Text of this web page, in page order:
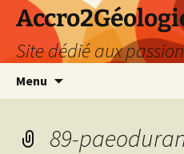
Site dédié aux
Menu
89-